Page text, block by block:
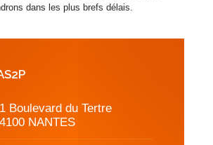
dans les plus brefs délais.
Boulevard du Tertre
NANTES